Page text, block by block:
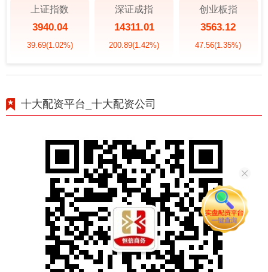
上证指数
3940.04
39.69(1.02%)
深证成指
14311.01
200.89(1.42%)
创业板指
3563.12
47.56(1.35%)
十大配资平台_十大配资公司